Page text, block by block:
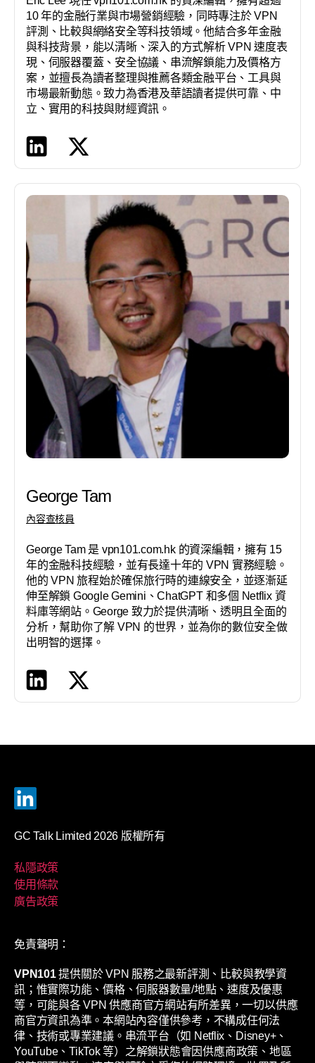
10 年的金融行業與市場營銷經驗，同時專注於 VPN
評測、比較與網絡安全等科技領域。他結合多年金融
與科技背景，能以清晰、深入的方式解析 VPN 速度表
現、伺服器覆蓋、安全協議、串流解鎖能力及價格方
案，並擅長為讀者整理與推薦各類金融平台、工具與
市場最新動態。致力為香港及華語讀者提供可靠、中
立、實用的科技與財經資訊。
George Tam
內容查核員
George Tam 是 vpn101.com.hk 的資深編輯，擁有 15
年的金融科技經驗，並有長達十年的 VPN 實務經驗。
他的 VPN 旅程始於確保旅行時的連線安全，並逐漸延
伸至解鎖 Google Gemini、ChatGPT 和多個 Netflix 資
料庫等網站。George 致力於提供清晰、透明且全面的
分析，幫助你了解 VPN 的世界，並為你的數位安全做
出明智的選擇。
GC Talk Limited 2026 版權所有
私隱政策
使用條款
廣告政策
免責聲明：
VPN101提供關於 VPN 服務之最新評測、比較與教學資
訊；惟實際功能、價格、伺服器數量/地點、速度及優惠
等，可能與各 VPN 供應商官方網站有所差異，一切以供應
商官方資訊為準。本網站內容僅供參考，不構成任何法
律、技術或專業建議。串流平台（如 Netflix、Disney+、
YouTube、TikTok 等）之解鎖狀態會因供應商政策、地區